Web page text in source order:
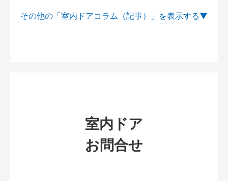
その他の「室内ドアコラム（記事）」を
室内ドア
お問合せ